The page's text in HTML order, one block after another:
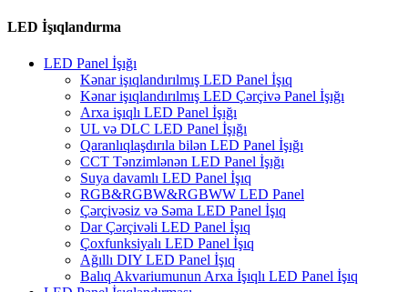
LED İşıqlandırma
LED Panel İşığı
Kənar işıqlandırılmış LED Panel İşıq
Kənar işıqlandırılmış LED Çərçivə Panel İşığı
Arxa işıqlı LED Panel İşığı
UL və DLC LED Panel İşığı
Qaranlıqlaşdırıla bilən LED Panel İşığı
CCT Tənzimlənən LED Panel İşığı
Suya davamlı LED Panel İşıq
RGB&RGBW&RGBWW LED Panel
Çərçivəsiz və Səma LED Panel İşıq
Dar Çərçivəli LED Panel İşıq
Çoxfunksiyalı LED Panel İşıq
Ağıllı DIY LED Panel İşıq
Balıq Akvariumunun Arxa İşıqlı LED Panel İşıq